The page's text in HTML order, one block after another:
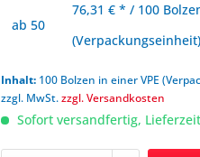
ab50
76,31 € * / 100
(Verpackungseinheit)
Inhalt: 100 Bolzen in einer VPE
zzgl. MwSt.zzgl. Versandkosten
Sofort versandfertig,